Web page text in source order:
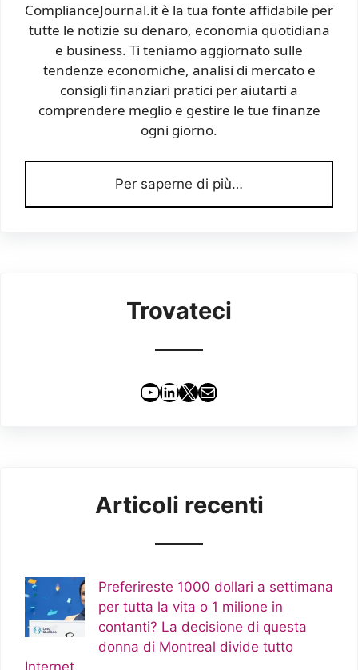
ComplianceJournal.it è la tua fonte affidabile per
tutte le notizie su denaro, economia quotidiana
e business. Ti teniamo aggiornato sulle
tendenze economiche, analisi di mercato e
consigli finanziari pratici per aiutarti a
comprendere meglio e gestire le tue finanze
ogni giorno.
Per saperne di più…
Trovateci
YouTube
LinkedIn
X Email
Articoli recenti
Preferireste 1000 dollari a settimana
per tutta la vita o 1 milione in
contanti? La decisione di questa
donna di Montreal divide tutto
Internet